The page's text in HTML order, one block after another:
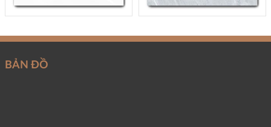
BẢN ĐỒ